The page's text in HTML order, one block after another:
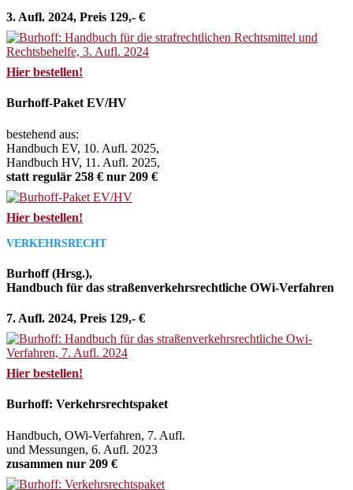
3. Aufl. 2024, Preis 129,- €
Hier bestellen!
Burhoff-Paket EV/HV
bestehend aus:
Handbuch EV, 10. Aufl. 2025,
Handbuch HV, 11. Aufl. 2025,
statt regulär 258 € nur 209 €
Hier bestellen!
VERKEHRSRECHT
Burhoff (Hrsg.),
Handbuch für das straßenverkehrsrechtliche OWi-Verfahren
7. Aufl. 2024, Preis 129,- €
Hier bestellen!
Burhoff: Verkehrsrechtspaket
Handbuch, OWi-Verfahren, 7. Aufl.
und Messungen, 6. Aufl. 2023
zusammen nur 209 €